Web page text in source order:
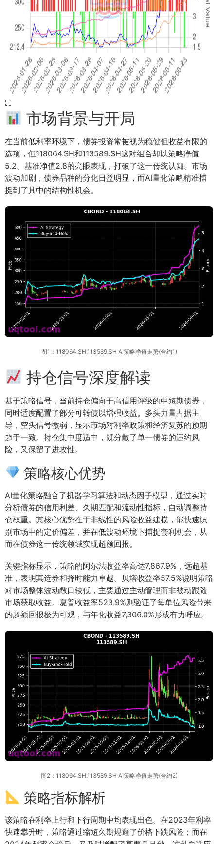
⛶
市场背景与开局
在当前低利率环境下，债券投资常被视为稳健但收益有限的
选项，但118064.SH和113589.SH这对组合却以策略净值
5.2、基准净值2.8的亮眼表现，打破了这一传统认知。市场
波动加剧，债券品种的分化日益明显，而AI量化策略精准捕
捉到了其中的结构性机会。
图1：118064.SH,113589.SH AI策略净值走势(合约1)
持仓信号深度解读
基于策略信号，当前持仓偏向于高信用评级的中短期债券，
同时适度配置了部分可转债以增强收益。多头力量占据主
导，空头信号微弱，显示市场对利率政策和经济复苏的预期
趋于一致。持仓集中度适中，既分散了单一债券的违约风
险，又保留了进攻性。
策略核心优势
AI量化策略融合了机器学习算法和动态因子模型，通过实时
分析债券的信用利差、久期匹配和流动性指标，自动调整持
仓权重。其核心优势在于非线性的风险收益建模，能快速识
别市场中的定价偏差，并在低波动环境下捕捉套利机会，从
而在债券这一传统领域实现超额回报。
关键指标显示，策略的阿尔法收益率高达7,867.9%，远超基
准，表明其选券和择时能力卓越。贝塔收益率57.5%说明策略
对市场整体波动敞口较低，主要通过主动管理而非被动跟随
市场获取收益。夏普收益率523.9%则验证了每单位风险带来
的超额回报极为可观，与年化收益7,306.0%形成有力呼应。
图2：118064.SH,113589.SH AI策略净值走势(合约2)
策略指标解析
该策略在利率上行和下行周期中均表现出色。在2023年利率
快速攀升时，策略通过缩短久期规避了价格下跌风险；而在